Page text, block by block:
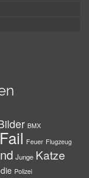
BMX
Fail Feuer Flugzeug
Junge Katze
Polizei